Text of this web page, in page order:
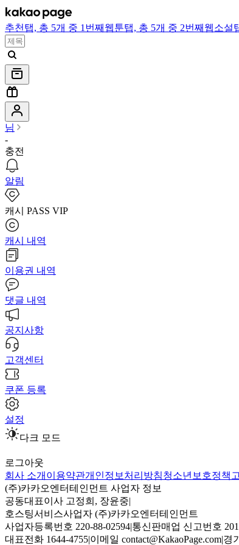
추천 탭, 총 5개 중 1번째 웹툰탭, 총 5개 중 2번째 웹소설
님
-
충전
알림
캐시 PASS VIP
캐시 내역
이용권 내역
댓글 내역
공지사항
고객센터
쿠폰 등록
설정
다크 모드
로그아웃
회사 소개 이용약관개인정보처리방침청소년보호정책
(주)카카오엔터테인먼트 사업자 정보
공동대표이사 고정희, 장윤중|
호스팅서비스사업자 (주)카카오엔터테인먼트
사업자등록번호 220-88-02594|통신판매업 신고번호
대표전화 1644-4755|이메일 contact@KakaoPage.com|경